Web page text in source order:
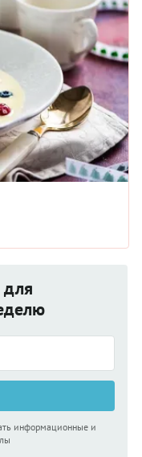
информационные и